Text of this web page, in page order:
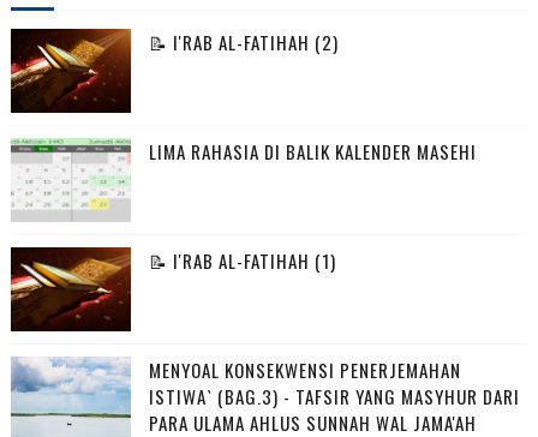
📝 I'RAB AL-FATIHAH (2)
LIMA RAHASIA DI BALIK KALENDER MASEHI
📝 I'RAB AL-FATIHAH (1)
MENYOAL KONSEKWENSI PENERJEMAHAN
ISTIWA` (BAG.3) - TAFSIR YANG MASYHUR DARI
PARA ULAMA AHLUS SUNNAH WAL JAMA'AH